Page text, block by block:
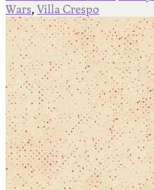
Universidad
Feria del Libro
Facultad Libre
Wars, Villa Crespo